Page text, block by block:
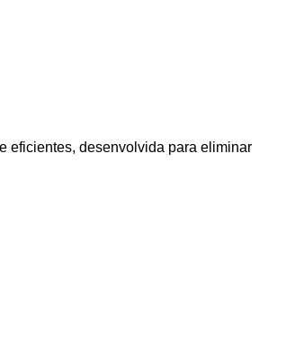
eficientes, desenvolvida para eliminar